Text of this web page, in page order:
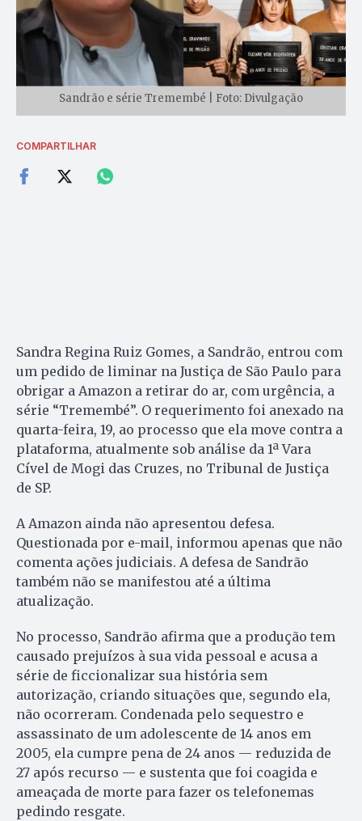
Sandrão e série Tremembé | Foto: Divulgação
COMPARTILHAR
Sandra Regina Ruiz Gomes, a Sandrão, entrou com
um pedido de liminar na Justiça de São Paulo para
obrigar a Amazon a retirar do ar, com urgência, a
série “Tremembé”. O requerimento foi anexado na
quarta-feira, 19, ao processo que ela move contra a
plataforma, atualmente sob análise da 1ª Vara
Cível de Mogi das Cruzes, no Tribunal de Justiça
de SP.
A Amazon ainda não apresentou defesa.
Questionada por e-mail, informou apenas que não
comenta ações judiciais. A defesa de Sandrão
também não se manifestou até a última
atualização.
No processo, Sandrão afirma que a produção tem
causado prejuízos à sua vida pessoal e acusa a
série de ficcionalizar sua história sem
autorização, criando situações que, segundo ela,
não ocorreram. Condenada pelo sequestro e
assassinato de um adolescente de 14 anos em
2005, ela cumpre pena de 24 anos — reduzida de
27 após recurso — e sustenta que foi coagida e
ameaçada de morte para fazer os telefonemas
pedindo resgate.